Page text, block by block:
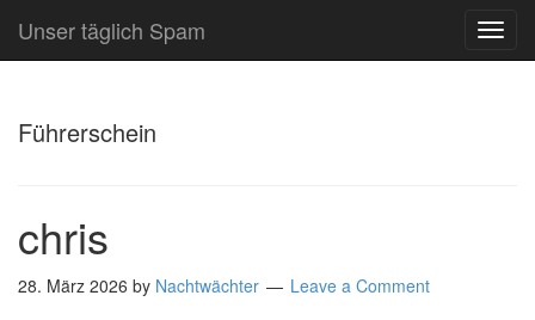
Unser täglich Spam
Führerschein
chris
28. März 2026 by Nachtwächter Leave a Comment